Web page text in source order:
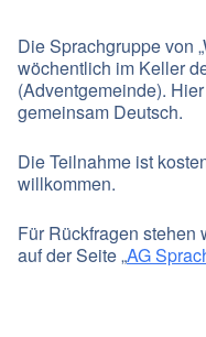
Die Sprachgruppe von
wöchentlich im Keller
(Adventgemeinde).
gemeinsam Deutsch.
Die Teilnahme ist
willkommen.
Für Rückfragen stehen
auf der Seite „AG